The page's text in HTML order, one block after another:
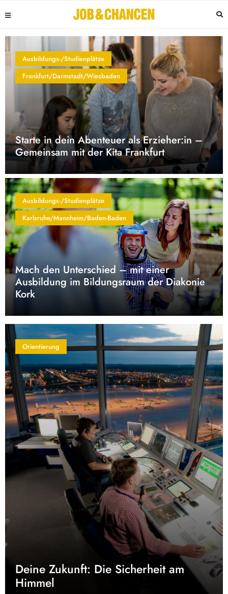
Ausbildungs-/Studienplätze
Frankfurt/Darmstadt/Wiesbaden
Starte in dein Abenteuer als Erzieher:in –
Gemeinsam mit der Kita Frankfurt
Ausbildungs-/Studienplätze
Karlsruhe/Mannheim/Baden-Baden
Mach den Unterschied – mit einer
Ausbildung im Bildungsraum der Diakonie
Kork
Orientierung
Deine Zukunft: Die Sicherheit am
Himmel